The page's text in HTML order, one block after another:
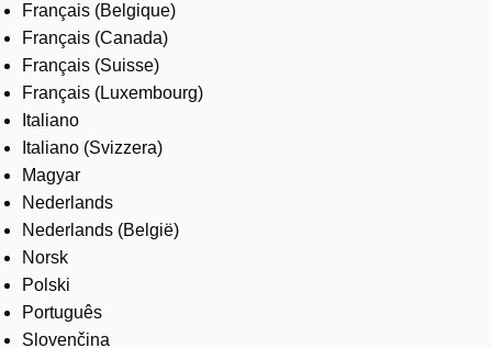
Français (Belgique)
Français (Canada)
Français (Suisse)
Français (Luxembourg)
Italiano
Italiano (Svizzera)
Magyar
Nederlands
Nederlands (België)
Norsk
Polski
Português
Slovenčina